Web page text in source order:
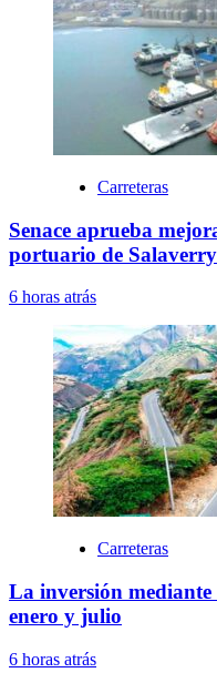
Carreteras
Senace aprueba
portuario de Salaverry
6 horas atrás
Carreteras
La inversión
enero y julio
6 horas atrás